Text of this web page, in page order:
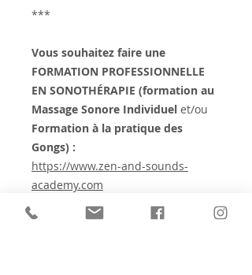
***
Vous souhaitez faire une
FORMATION PROFESSIONNELLE
EN SONOTHÉRAPIE (formation au
Massage Sonore Individuel et/ou
Formation à la pratique des
Gongs) :
https://www.zen-and-sounds-
academy.com